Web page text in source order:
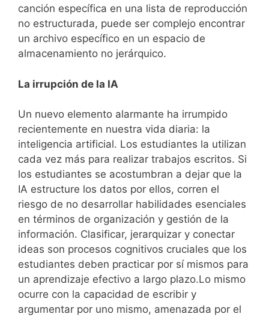
canción específica en una lista de reproducción
no estructurada, puede ser complejo encontrar
un archivo específico en un espacio de
almacenamiento no jerárquico.
La irrupción de la IA
Un nuevo elemento alarmante ha irrumpido
recientemente en nuestra vida diaria: la
inteligencia artificial. Los estudiantes la utilizan
cada vez más para realizar trabajos escritos. Si
los estudiantes se acostumbran a dejar que la
IA estructure los datos por ellos, corren el
riesgo de no desarrollar habilidades esenciales
en términos de organización y gestión de la
información. Clasificar, jerarquizar y conectar
ideas son procesos cognitivos cruciales que los
estudiantes deben practicar por sí mismos para
un aprendizaje efectivo a largo plazo.Lo mismo
ocurre con la capacidad de escribir y
argumentar por uno mismo, amenazada por el